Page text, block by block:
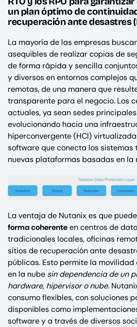
un plan óptimo de
recuperación ante desastres
La mayoría de las empresas
asequibles de realizar copias de
de forma rápida y sencilla
y diversos en entornos complejos
remotas, de una manera que
transparente para el negocio. Los
actuales, ya sean sedes
evolucionando hacia una
hiperconvergente (HCI)
software que conecta los sistemas
nuevas plataformas basadas en la
La ventaja de Nutanix es que puede
forma coherenteen centros de
tradicionales locales, oficinas
sitios de recuperación ante
públicas. Esto permite la
en la nube sin dependencia de un
hardware, hipervisor o nube.
consumo flexibles, con soluciones
disponibles como
software y a través de diversos